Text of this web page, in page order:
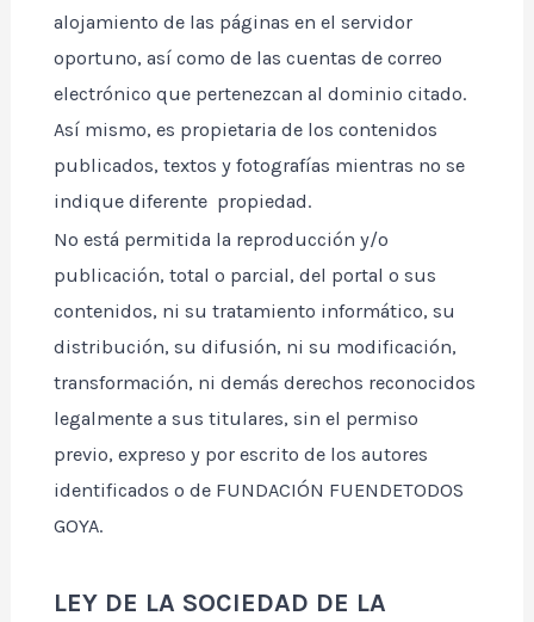
alojamiento de las páginas en el servidor
oportuno, así como de las cuentas de correo
electrónico que pertenezcan al dominio citado.
Así mismo, es propietaria de los contenidos
publicados, textos y fotografías mientras no se
indique diferente propiedad.
No está permitida la reproducción y/o
publicación, total o parcial, del portal o sus
contenidos, ni su tratamiento informático, su
distribución, su difusión, ni su modificación,
transformación, ni demás derechos reconocidos
legalmente a sus titulares, sin el permiso
previo, expreso y por escrito de los autores
identificados o de FUNDACIÓN FUENDETODOS
GOYA.
LEY DE LA SOCIEDAD DE LA